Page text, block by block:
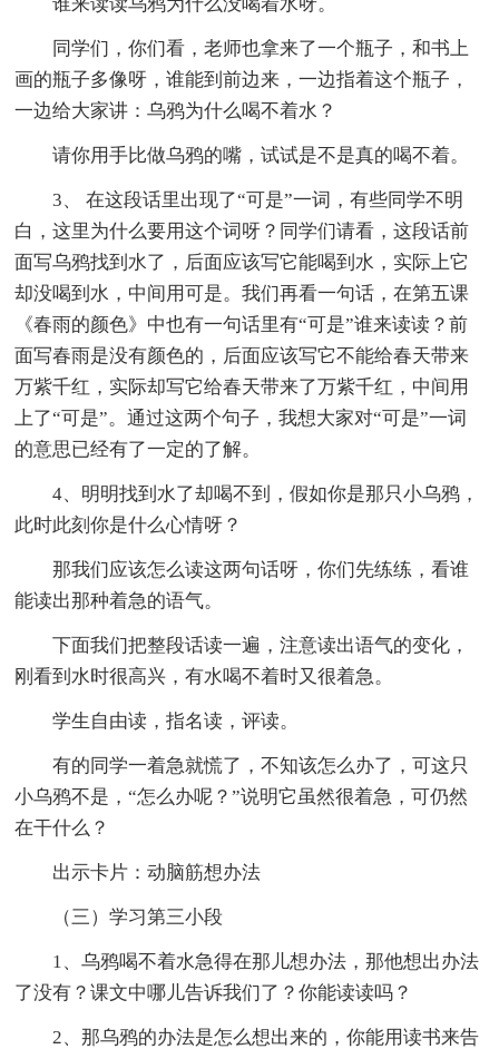
同学们，你们看，老师也拿来了一个瓶子，和书上
画的瓶子多像呀，谁能到前边来，一边指着这个瓶子，
一边给大家讲：乌鸦为什么喝不着水？
请你用手比做乌鸦的嘴，试试是不是真的喝不着。
3、 在这段话里出现了“可是”一词，有些同学不明
白，这里为什么要用这个词呀？同学们请看，这段话前
面写乌鸦找到水了，后面应该写它能喝到水，实际上它
却没喝到水，中间用可是。我们再看一句话，在第五课
《春雨的颜色》中也有一句话里有“可是”谁来读读？前
面写春雨是没有颜色的，后面应该写它不能给春天带来
万紫千红，实际却写它给春天带来了万紫千红，中间用
上了“可是”。通过这两个句子，我想大家对“可是”一词
的意思已经有了一定的了解。
4、明明找到水了却喝不到，假如你是那只小乌鸦，
此时此刻你是什么心情呀？
那我们应该怎么读这两句话呀，你们先练练，看谁
能读出那种着急的语气。
下面我们把整段话读一遍，注意读出语气的变化，
刚看到水时很高兴，有水喝不着时又很着急。
学生自由读，指名读，评读。
有的同学一着急就慌了，不知该怎么办了，可这只
小乌鸦不是，“怎么办呢？”说明它虽然很着急，可仍然
在干什么？
出示卡片：动脑筋想办法
（三）学习第三小段
1、乌鸦喝不着水急得在那儿想办法，那他想出办法
了没有？课文中哪儿告诉我们了？你能读读吗？
2、那乌鸦的办法是怎么想出来的，你能用读书来告